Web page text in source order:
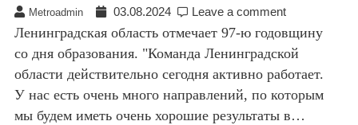
Metroadmin 03.08.2024 Leave a comment
Ленинградская область отмечает 97-ю годовщину
со дня образования. "Команда Ленинградской
области действительно сегодня активно работает.
У нас есть очень много направлений, по которым
мы будем иметь очень хорошие результаты в…